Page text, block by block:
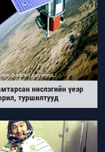
нислэгийн үеэр
туршилтууд